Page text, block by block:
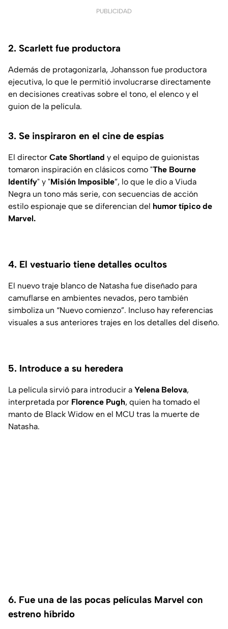
PUBLICIDAD
2. Scarlett fue productora
Además de protagonizarla, Johansson fue productora
ejecutiva, lo que le permitió involucrarse directamente
en decisiones creativas sobre el tono, el elenco y el
guion de la película.
3. Se inspiraron en el cine de espías
El director Cate Shortland y el equipo de guionistas
tomaron inspiración en clásicos como "The Bourne
Identify" y "Misión Imposible”, lo que le dio a Viuda
Negra un tono más serie, con secuencias de acción
estilo espionaje que se diferencian del humor típico de
Marvel.
4. El vestuario tiene detalles ocultos
El nuevo traje blanco de Natasha fue diseñado para
camuflarse en ambientes nevados, pero también
simboliza un “Nuevo comienzo”. Incluso hay referencias
visuales a sus anteriores trajes en los detalles del diseño.
5. Introduce a su heredera
La película sirvió para introducir a Yelena Belova,
interpretada por Florence Pugh, quien ha tomado el
manto de Black Widow en el MCU tras la muerte de
Natasha.
6. Fue una de las pocas películas Marvel con
estreno híbrido